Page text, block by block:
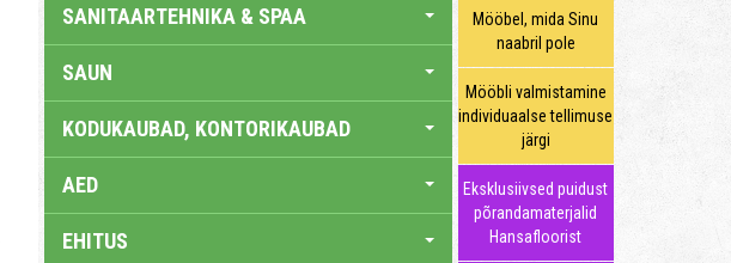
SANITAARTEHNIKA & SPAA
SAUN
KODUKAUBAD, KONTORIKAUBAD
AED
EHITUS
Mööbel, mida Sinu
naabril pole
Mööbli valmistamine
individuaalse tellimuse
järgi
Eksklusiivsed puidust
põrandamaterjalid
Hansafloorist